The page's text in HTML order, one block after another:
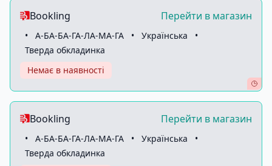
Bookling Перейти в магазин
• А-БА-БА-ГА-ЛА-МА-ГА • Українська
•
Тверда обкладинка
Немає в наявності
Bookling Перейти в магазин
• А-БА-БА-ГА-ЛА-МА-ГА • Українська
•
Тверда обкладинка